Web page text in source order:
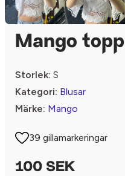
Mango topp
Storlek: S
Kategori: Blusar
Märke: Mango
39 gillamarkeringar
100 SEK